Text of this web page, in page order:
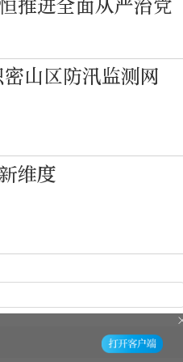
推进全面从严治党
山区防汛监测网
维度